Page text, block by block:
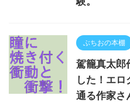
ぶちおの本棚
駕籠真太郎
した！エロ
通る作家さ